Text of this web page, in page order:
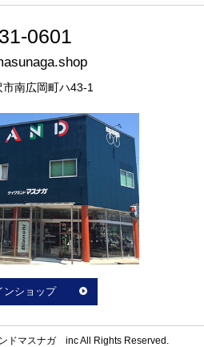
0601
南広岡町ハ43-1
ンショップ
ドマスナガ inc All Rights Reserved.